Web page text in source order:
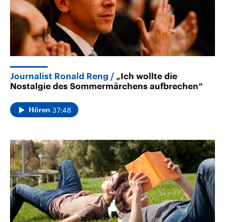
Journalist Ronald Reng
„Ich wollte die
Nostalgie des Sommermärchens aufbrechen“
Hören 37:48